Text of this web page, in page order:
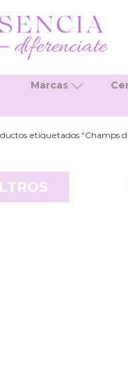
Marcas
etiquetados “Champs